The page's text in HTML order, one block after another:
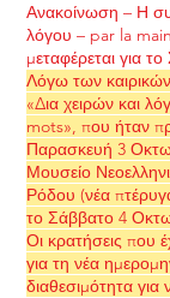
Ανακοίνωση – Η
λόγου – par la
μεταφέρεται για
Λόγω των
«Δια χειρών και
mots», που ήταν
Παρασκευή 3
Μουσείο
Ρόδου (νέα
το Σάββατο 4
Οι κρατήσεις που
για τη νέα
διαθεσιμότητα για